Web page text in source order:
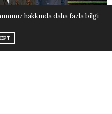
hakkında daha fazla bilgi